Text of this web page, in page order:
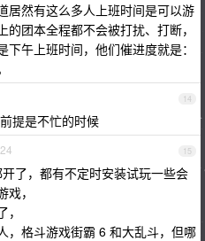
居然有这么多人上班时间是可以游
团本全程都不会被打扰、打断，
午上班时间，他们催进度就是：
14
提是不忙的时候
15
了，都有不定时安装试玩一些会
，
，格斗游戏街霸 6 和大乱斗，但哪